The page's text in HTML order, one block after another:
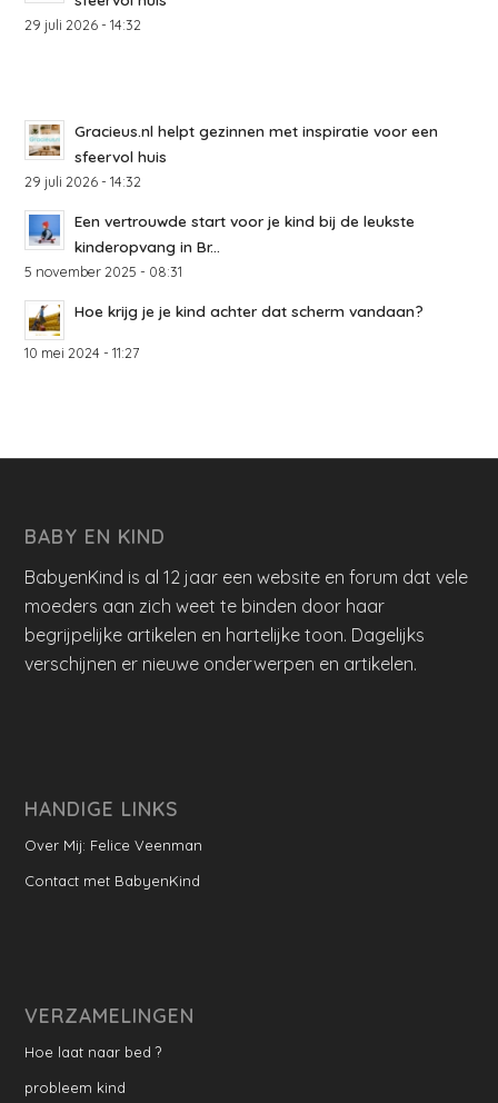
29 juli 2026 - 14:32
Gracieus.nl helpt gezinnen met inspiratie voor een
sfeervol huis
29 juli 2026 - 14:32
Een vertrouwde start voor je kind bij de leukste
kinderopvang in Br...
5 november 2025 - 08:31
Hoe krijg je je kind achter dat scherm vandaan?
10 mei 2024 - 11:27
BABY EN KIND
BabyenKind is al 12 jaar een website en forum dat vele
moeders aan zich weet te binden door haar
begrijpelijke artikelen en hartelijke toon. Dagelijks
verschijnen er nieuwe onderwerpen en artikelen.
HANDIGE LINKS
Over Mij: Felice Veenman
Contact met BabyenKind
VERZAMELINGEN
Hoe laat naar bed ?
probleem kind